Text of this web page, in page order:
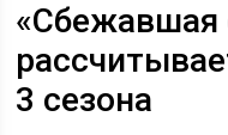
«Сбежавшая
3 сезона